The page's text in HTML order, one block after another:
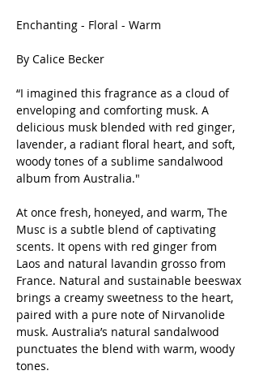
Enchanting - Floral - Warm
By Calice Becker
“I imagined this fragrance as a cloud of
enveloping and comforting musk. A
delicious musk blended with red ginger,
lavender, a radiant floral heart, and soft,
woody tones of a sublime sandalwood
album from Australia."
At once fresh, honeyed, and warm, The
Musc is a subtle blend of captivating
scents. It opens with red ginger from
Laos and natural lavandin grosso from
France. Natural and sustainable beeswax
brings a creamy sweetness to the heart,
paired with a pure note of Nirvanolide
musk. Australia’s natural sandalwood
punctuates the blend with warm, woody
tones.